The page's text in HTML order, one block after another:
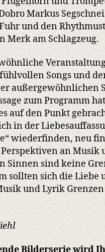
Markus
und den
Merk am Schlagzeug.
Songs und
außergewöhnlichen
zum Programm
auf den Punkt
in der
wiederfinden, neu
an Musik
Sinnen sind keine
sollten sich die Liebe
und Lyrik Grenzen